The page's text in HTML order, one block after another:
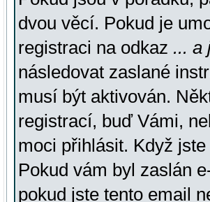
dvou věcí. Pokud je
registraci na odkaz ... a
následovat zaslané
musí být aktivován.
registrací, buď Vámi,
moci přihlásit. Když
Pokud vám byl zaslán
pokud jste tento email